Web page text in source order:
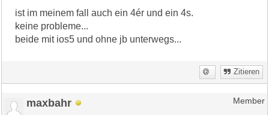
ist im meinem fall auch ein 4ér und ein 4s.
keine probleme...
beide mit ios5 und ohne jb unterwegs...
Zitieren
maxbahr Member